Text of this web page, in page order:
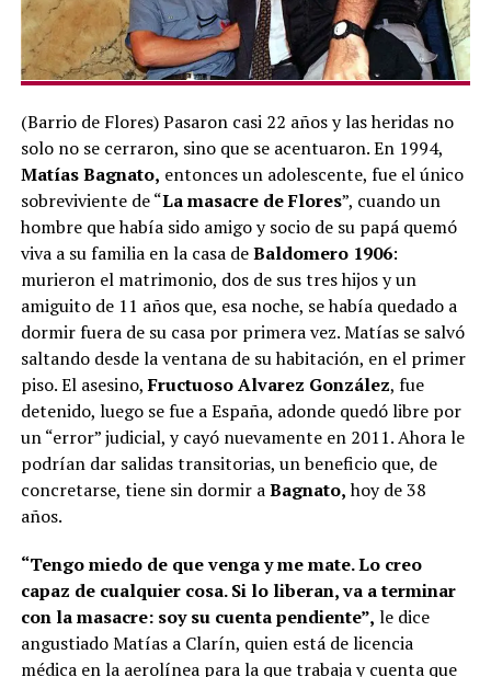
(Barrio de Flores) Pasaron casi 22 años y las heridas no
solo no se cerraron, sino que se acentuaron. En 1994,
Matías Bagnato, entonces un adolescente, fue el único
sobreviviente de “La masacre de Flores”, cuando un
hombre que había sido amigo y socio de su papá quemó
viva a su familia en la casa deBaldomero 1906:
murieron el matrimonio, dos de sus tres hijos y un
amiguito de 11 años que, esa noche, se había quedado a
dormir fuera de su casa por primera vez. Matías se salvó
saltando desde la ventana de su habitación, en el primer
piso. El asesino,Fructuoso Alvarez González, fue
detenido, luego se fue a España, adonde quedó libre por
un “error” judicial, y cayó nuevamente en 2011. Ahora le
podrían dar salidas transitorias, un beneficio que, de
concretarse, tiene sin dormir aBagnato,hoy de 38
años.
“Tengo miedo de que venga y me mate. Lo creo
capaz de cualquier cosa. Si lo liberan, va a terminar
con la masacre: soy su cuenta pendiente”, le dice
angustiado Matías a Clarín, quien está de licencia
médica en la aerolínea para la que trabaja y cuenta que